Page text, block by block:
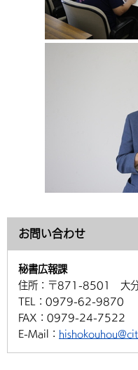
お問い合わせ
秘書広報課
住所： 〒871-8501 大分
TEL： 0979-62-9870
FAX： 0979-24-7522
E-Mail：